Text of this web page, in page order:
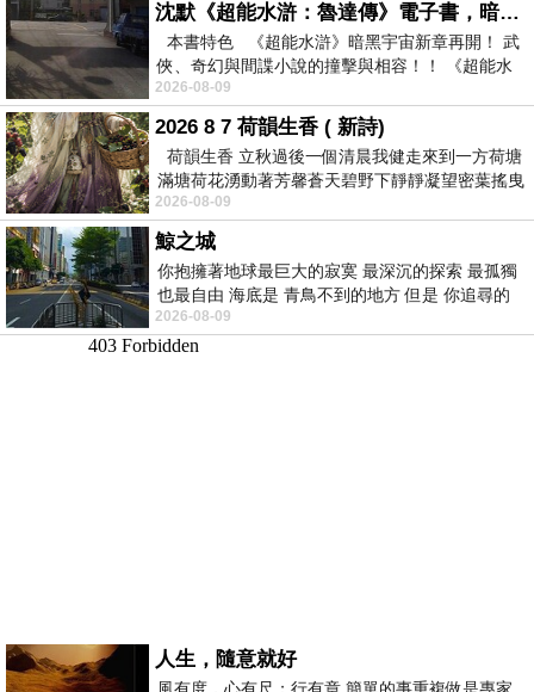
沈默《超能水滸：魯達傳》電子書，暗黑宇宙新章，一一五年八月璀璨上架！
本書特色 《超能水滸》暗黑宇宙新章再開！ 武
俠、奇幻與間諜小說的撞擊與相容！！ 《超能水
滸》系列第四部
2026-08-09
2026 8 7 荷韻生香 ( 新詩)
荷韻生香 立秋過後一個清晨我健走來到一方荷塘
滿塘荷花湧動著芳馨蒼天碧野下靜靜凝望密葉搖曳
幽泉中復有蛙鳴嘓嘓水波裡搖曳
2026-08-09
鯨之城
你抱擁著地球最巨大的寂寞 最深沉的探索 最孤獨
也最自由 海底是 青鳥不到的地方 但是 你追尋的
幸福 可以比珍珠更
2026-08-09
人生，隨意就好